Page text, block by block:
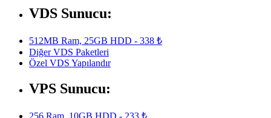
VDS Sunucu:
512MB Ram, 25GB HDD - 338 ₺
Diğer VDS Paketleri
Özel VDS Yapılandır
VPS Sunucu:
256 Ram, 10GB HDD - 233 ₺